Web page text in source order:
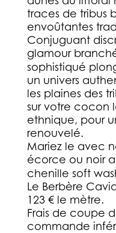
traces de tribus
envoûtantes
Conjuguant
glamour
sophistiqué
un univers
les plaines des
sur votre cocon
ethnique, pour
renouvelé.
Mariez le avec
écorce ou noir
chenille soft
Le Berbère
123 € le mètre.
Frais de coupe
commande